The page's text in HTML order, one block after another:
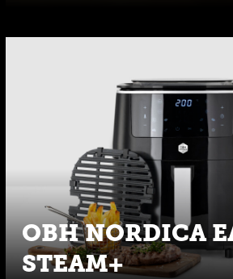
OBH NORDICA
STEAM+